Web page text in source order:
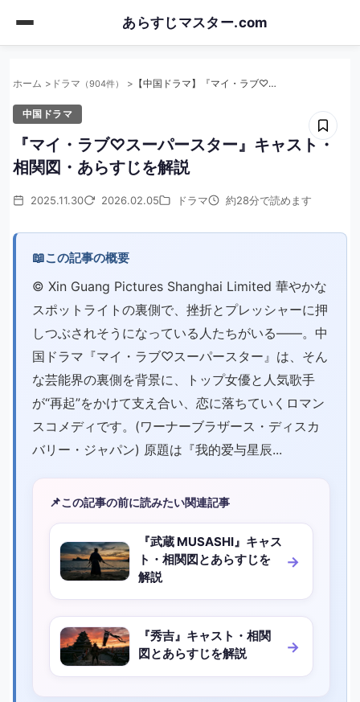
content
あらすじマスター.com
ホーム ドラマ （904件） 【中国ドラマ】『マイ・ラブ♡スーパースター』キャスト・相関図・あらすじを解説
中国ドラマ
『マイ・ラブ♡スーパースター』キャスト・
相関図・あらすじを解説
2025.11.30 2026.02.05 ドラマ 約28分で読めます
📖この記事の概要
© Xin Guang Pictures Shanghai Limited 華やかな
スポットライトの裏側で、挫折とプレッシャーに押
しつぶされそうになっている人たちがいる――。中
国ドラマ『マイ・ラブ♡スーパースター』は、そん
な芸能界の裏側を背景に、トップ女優と人気歌手
が“再起”をかけて支え合い、恋に落ちていくロマン
スコメディです。(ワーナーブラザース・ディスカ
バリー・ジャパン) 原題は『我的爱与星辰...
📌この記事の前に読みたい関連記事
『武蔵 MUSASHI』キャス
ト・相関図とあらすじを
解説
『秀吉』キャスト・相関
図とあらすじを解説